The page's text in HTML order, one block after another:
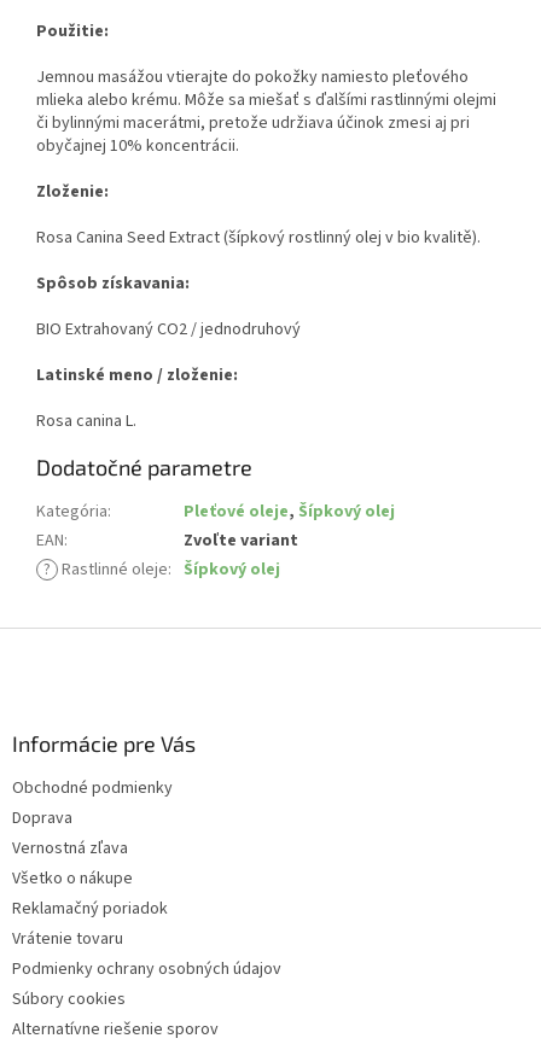
Použitie:
Jemnou masážou vtierajte do pokožky namiesto pleťového
mlieka alebo krému. Môže sa miešať s ďalšími rastlinnými olejmi
či bylinnými macerátmi, pretože udržiava účinok zmesi aj pri
obyčajnej 10% koncentrácii.
Zloženie:
Rosa Canina Seed Extract (šípkový rostlinný olej v bio kvalitě).
Spôsob získavania:
BIO Extrahovaný CO2 / jednodruhový
Latinské meno / zloženie:
Rosa canina L.
Dodatočné parametre
Kategória: Pleťové oleje, Šípkový olej
EAN:
Zvoľte variant
? Rastlinné oleje: Šípkový olej
Informácie pre Vás
Obchodné podmienky
Doprava
Vernostná zľava
Všetko o nákupe
Reklamačný poriadok
Vrátenie tovaru
Podmienky ochrany osobných údajov
Súbory cookies
Alternatívne riešenie sporov